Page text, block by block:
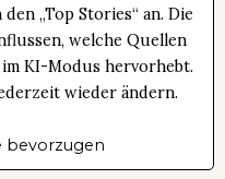
„Top Stories“ an. Die
welche Quellen
KI-Modus hervorhebt.
wieder ändern.
bevorzugen